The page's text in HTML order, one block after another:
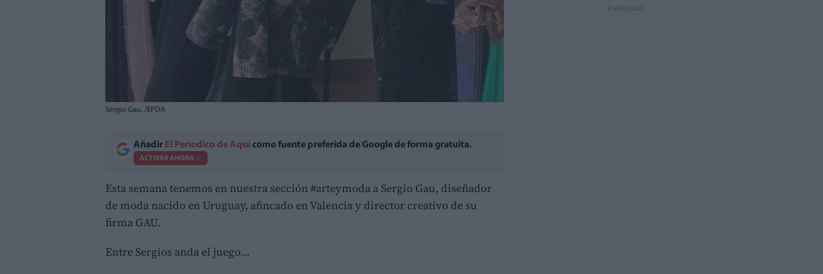
Sergio Gau. /EPDA
Añadir El Periodico de Aquí como fuente preferida de Google de forma gratuita.
ACTIVAR AHORA
Esta semana tenemos en nuestra sección #arteymoda a Sergio Gau, diseñador
de moda nacido en Uruguay, afincado en Valencia y director creativo de su
firma GAU.
Entre Sergios anda el juego…